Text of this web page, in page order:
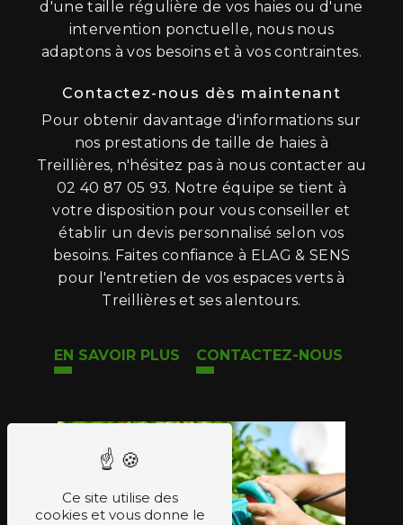
d'une taille régulière de vos haies ou d'une
intervention ponctuelle, nous nous
adaptons à vos besoins et à vos contraintes.
Contactez-nous dès maintenant
Pour obtenir davantage d'informations sur
nos prestations de taille de haies à
Treillières, n'hésitez pas à nous contacter au
02 40 87 05 93. Notre équipe se tient à
votre disposition pour vous conseiller et
établir un devis personnalisé selon vos
besoins. Faites confiance à ELAG & SENS
pour l'entretien de vos espaces verts à
Treillières et ses alentours.
EN SAVOIR PLUS CONTACTEZ-NOUS
Ce site utilise des
cookies et vous donne le